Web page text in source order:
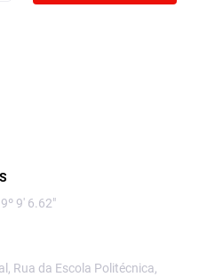
9' 6.62"
Rua da Escola Politécnica,